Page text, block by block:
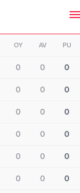
OY AV PU
0 0 0
0 0 0
0 0 0
0 0 0
0 0 0
0 0 0